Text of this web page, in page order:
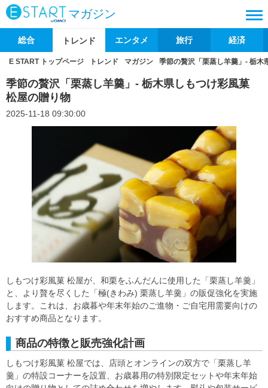
マガジン
総合 トレンド エンタメ 旅行 経済
E START トップページ トレンド マガジン 季節の贅沢「栗蒸し羊羹」- 栃木
季節の贅沢「栗蒸し羊羹」- 栃木県しもつけ彩風菓
松屋の贈り物
2025-11-18 09:30:00
しもつけ彩風菓 松屋が、和栗をふんだんに使用した「栗蒸し羊羹」
と、より贅を尽くした「極(きわみ) 栗蒸し羊羹」の販促強化を実施
します。これは、お歳暮や年末年始のご進物・ご自宅用需要向けの
おすすめ商品となります。
商品の特徴と販売強化計画
しもつけ彩風菓 松屋では、店頭とオンラインの双方で「栗蒸し羊
羹」の特設コーナーを設置、お歳暮用の特別限定セットや年末年始